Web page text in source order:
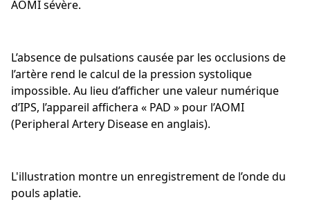
AOMI sévère.
L’absence de pulsations causée par les occlusions de
l’artère rend le calcul de la pression systolique
impossible. Au lieu d’afficher une valeur numérique
d’IPS, l’appareil affichera « PAD » pour l’AOMI
(Peripheral Artery Disease en anglais).
L'illustration montre un enregistrement de l’onde du
pouls aplatie.